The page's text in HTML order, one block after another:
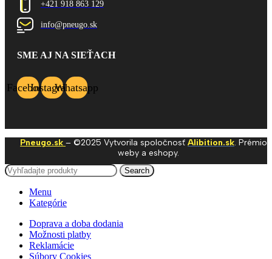
+421 918 863 129
info@pneugo.sk
SME AJ NA SIEŤACH
FacebookInstagramWhatsapp
Pneugo.sk – ©2025 Vytvorila spoločnosť Alibition.sk.
weby a eshopy.
Search
Menu
Kategórie
Doprava a doba dodania
Možnosti platby
Reklamácie
Súbory Cookies